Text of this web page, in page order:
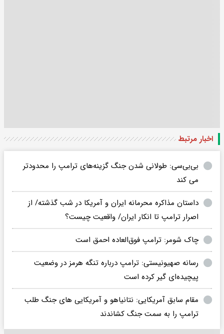
اخبار مرتبط
بی‌بی‌سی: طولانی شدن جنگ گزینه‌های ترامپ را محدودتر
می کند
داستان مذاکره محرمانه ایران و آمریکا در شب گذشته/ از
اصرار ترامپ تا انکار ایران/ واقعیت چیست؟
چاک شومر: ترامپ فوق‌العاده احمق است
رسانه صهیونیستی:‌ ترامپ درباره تنگه هرمز در وضعیت
پیچیده‌ای گیر کرده است
مقام سابق آمریکایی: نتانیاهو و آمریکایی های جنگ طلب
ترامپ را به سمت جنگ کشاندند